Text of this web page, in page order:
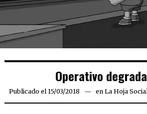
Operativo
Publicado el 15/03/2018 15/03/2018
en La Hoja